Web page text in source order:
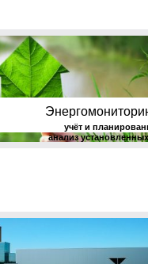
учёт и
анализ